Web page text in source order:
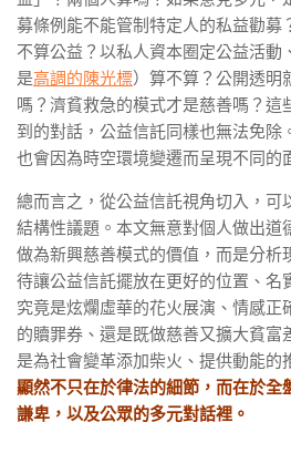
募條例能不能管制特定人的私益勸募
不算公益？以私人資本圈定公益活動
是高調的陳光標）算不算？公開透明
嗎？濟貧救急的模式才是慈善嗎？這
到的對話，公益信託同樣也無法免除
也會因為時空環境變遷而呈現不同的
總而言之，從公益信託視角切入，可
結構性議題。本文無意對個人做出道
做為新興慈善模式的價值，而是分析
待讓公益信託擺放在更好的位置、名
究竟是炫爛虛華的花火展演、情感正
的贖罪券、還是既做慈善又擴大貧富
是為社會變革添加柴火、提供動能的
顯然不只在於律法的細節，而在於全
謙卑，以及公眾的多元對話裡。